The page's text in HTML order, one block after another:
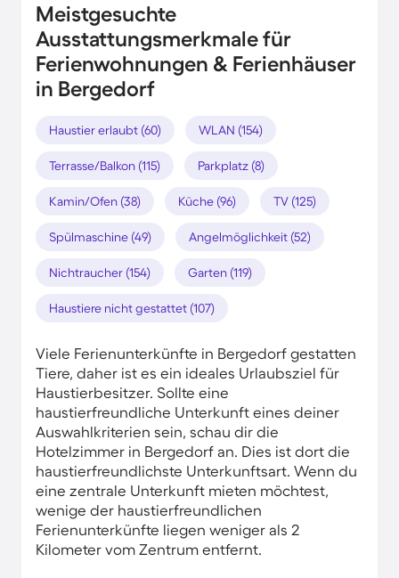
Meistgesuchte
Ausstattungsmerkmale für
Ferienwohnungen & Ferienhäuser
in Bergedorf
Haustier erlaubt (60) WLAN (154)
Terrasse/Balkon (115) Parkplatz (8)
Kamin/Ofen (38) Küche (96) TV (125)
Spülmaschine (49) Angelmöglichkeit (52)
Nichtraucher (154) Garten (119)
Haustiere nicht gestattet (107)
Viele Ferienunterkünfte in Bergedorf gestatten
Tiere, daher ist es ein ideales Urlaubsziel für
Haustierbesitzer. Sollte eine
haustierfreundliche Unterkunft eines deiner
Auswahlkriterien sein, schau dir die
Hotelzimmer in Bergedorf an. Dies ist dort die
haustierfreundlichste Unterkunftsart. Wenn du
eine zentrale Unterkunft mieten möchtest,
wenige der haustierfreundlichen
Ferienunterkünfte liegen weniger als 2
Kilometer vom Zentrum entfernt.